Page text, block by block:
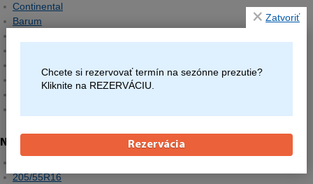
Continental
Barum
Michelin
Najpredávanejšie rozmery
205/55R16
Zatvoriť
Chcete si rezervovať termín na sezónne prezutie?
Kliknite na REZERVÁCIU.
Rezervácia